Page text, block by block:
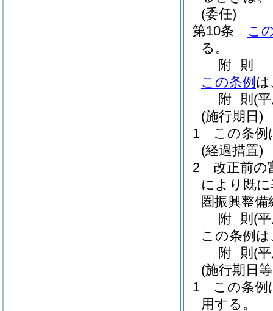
(委任)
第10条
こ
る。
附 則
この条例 は
附 則 (
(施行期日)
1
この条例
(経過措置)
2
改正前の
により既
圏振興整
附 則 (
この条例
附 則 (
(施行期日
1
この条例
用する。